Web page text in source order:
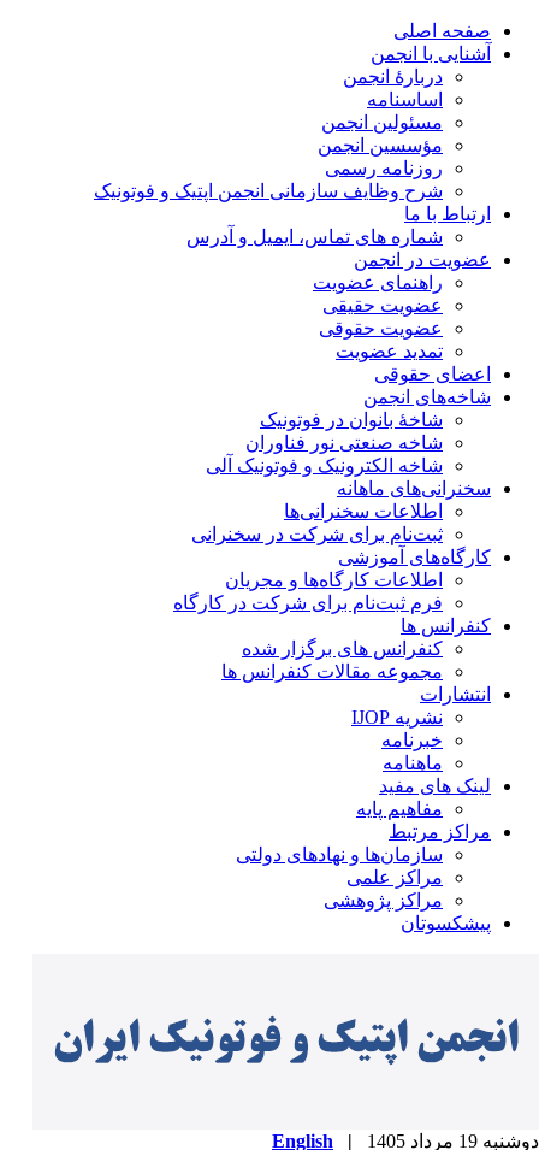
صفحه اصلی
آشنایی با انجمن
دربارۀ انجمن
اساسنامه
مسئولین انجمن
مؤسسین انجمن
روزنامه رسمی
شرح وظایف سازمانی انجمن اپتیک و فوتونیک
ارتباط با ما
شماره های تماس، ایمیل و آدرس
عضویت در انجمن
راهنمای عضویت
عضویت حقیقی
عضویت حقوقی
تمدید عضویت
اعضای حقوقی
شاخه‌های انجمن
شاخۀ بانوان در فوتونیک
شاخه صنعتی نور فناوران
شاخه‌ الکترونیک و فوتونیک آلی
سخنرانی‌های ماهانه
اطلاعات سخنرانی‌‌ها
ثبت‌نام برای شرکت در سخنرانی
کارگاه‌های آموزشی
اطلاعات کارگاه‌ها و مجریان
فرم ثبت‌نام برای شرکت در کارگاه
کنفرانس ها
کنفرانس های برگزار شده
مجموعه مقالات کنفرانس ها
انتشارات
نشریه IJOP
خبرنامه
ماهنامه
لینک های مفید
مفاهیم پایه
مراکز مرتبط
سازمان‌ها و نهادهای دولتی
مراکز علمی
مراکز پژوهشی
پیشکسوتان
19 مرداد 1405 |
English